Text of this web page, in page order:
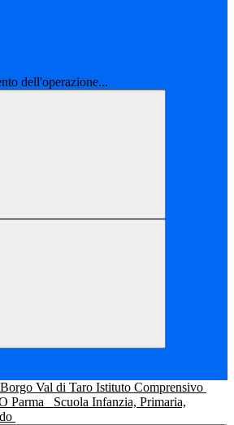
dell'operazione...
Istituto Comprensivo
Parma
Scuola Infanzia, Primaria,